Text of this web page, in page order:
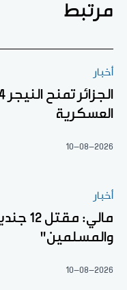
مرتبط
أخبار
العسكرية
10-08-2026
أخبار
مالي:
والمسلمين"
10-08-2026